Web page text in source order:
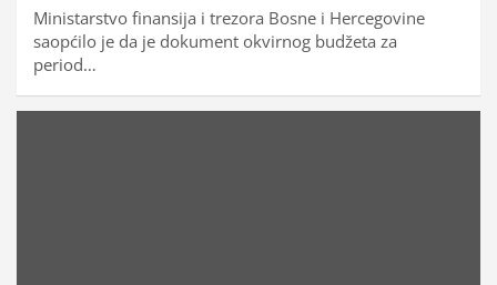
Ministarstvo finansija i trezora Bosne i Hercegovine
saopćilo je da je dokument okvirnog budžeta za
period…